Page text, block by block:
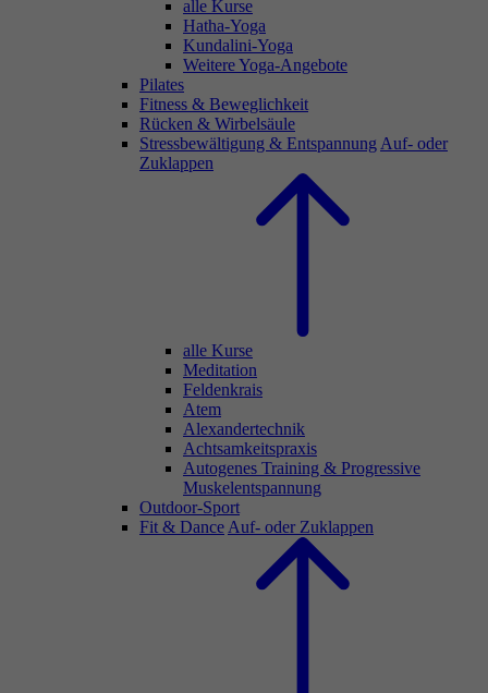
alle Kurse
Hatha-Yoga
Kundalini-Yoga
Weitere Yoga-Angebote
Pilates
Fitness & Beweglichkeit
Rücken & Wirbelsäule
Stressbewältigung & Entspannung Auf- oder
Zuklappen
alle Kurse
Meditation
Feldenkrais
Atem
Alexandertechnik
Achtsamkeitspraxis
Autogenes Training & Progressive
Muskelentspannung
Outdoor-Sport
Fit & Dance Auf- oder Zuklappen